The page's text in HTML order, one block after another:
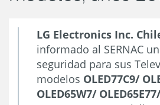
LG Electronics Inc.
informado al SERNAC
seguridad para sus
modelos OLED77C9/
OLED65W7/